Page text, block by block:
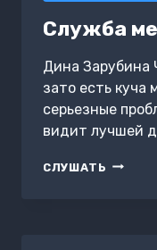
Служба
Дина Зарубина
зато есть куча
серьезные
видит лучшей
СЛУШАТЬ СЛУЖБА